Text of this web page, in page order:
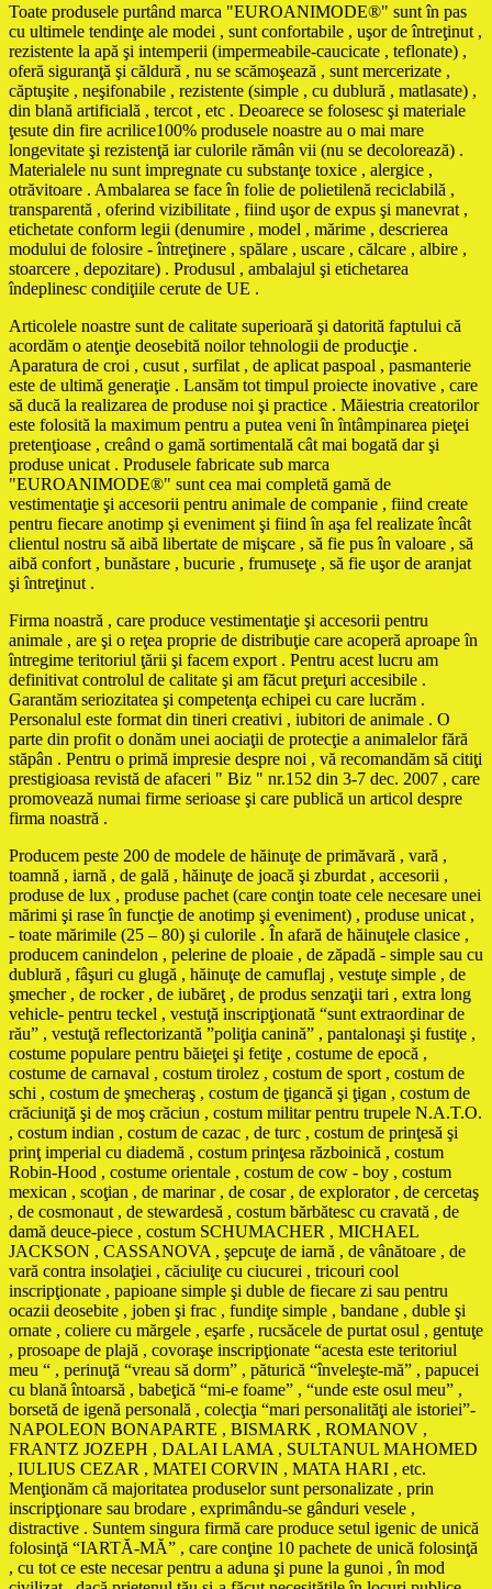
Toate produsele purtând marca "EUROANIMODE®" sunt în pas
cu ultimele tendinţe ale modei , sunt confortabile , uşor de întreţinut ,
rezistente la apă şi intemperii (impermeabile-caucicate , teflonate) ,
oferă siguranţă şi căldură , nu se scămoşează , sunt mercerizate ,
căptuşite , neşifonabile , rezistente (simple , cu dublură , matlasate) ,
din blană artificială , tercot , etc . Deoarece se folosesc şi materiale
ţesute din fire acrilice100% produsele noastre au o mai mare
longevitate şi rezistenţă iar culorile rămân vii (nu se decolorează) .
Materialele nu sunt impregnate cu substanţe toxice , alergice ,
otrăvitoare . Ambalarea se face în folie de polietilenă reciclabilă ,
transparentă , oferind vizibilitate , fiind uşor de expus şi manevrat ,
etichetate conform legii (denumire , model , mărime , descrierea
modului de folosire - întreţinere , spălare , uscare , călcare , albire ,
stoarcere , depozitare) . Produsul , ambalajul şi etichetarea
îndeplinesc condiţiile cerute de UE .
Articolele noastre sunt de calitate superioară şi datorită faptului că
acordăm o atenţie deosebită noilor tehnologii de producţie .
Aparatura de croi , cusut , surfilat , de aplicat paspoal , pasmanterie
este de ultimă generaţie . Lansăm tot timpul proiecte inovative , care
să ducă la realizarea de produse noi şi practice . Măiestria creatorilor
este folosită la maximum pentru a putea veni în întâmpinarea pieţei
pretenţioase , creând o gamă sortimentală cât mai bogată dar şi
produse unicat . Produsele fabricate sub marca
"EUROANIMODE®" sunt cea mai completă gamă de
vestimentaţie şi accesorii pentru animale de companie , fiind create
pentru fiecare anotimp şi eveniment şi fiind în aşa fel realizate încât
clientul nostru să aibă libertate de mişcare , să fie pus în valoare , să
aibă confort , bunăstare , bucurie , frumuseţe , să fie uşor de aranjat
şi întreţinut .
Firma noastră , care produce vestimentaţie şi accesorii pentru
animale , are şi o reţea proprie de distribuţie care acoperă aproape în
întregime teritoriul ţării şi facem export . Pentru acest lucru am
definitivat controlul de calitate şi am făcut preţuri accesibile .
Garantăm seriozitatea şi competenţa echipei cu care lucrăm .
Personalul este format din tineri creativi , iubitori de animale . O
parte din profit o donăm unei aociaţii de protecţie a animalelor fără
stăpân . Pentru o primă impresie despre noi , vă recomandăm să citiţi
prestigioasa revistă de afaceri " Biz " nr.152 din 3-7 dec. 2007 , care
promovează numai firme serioase şi care publică un articol despre
firma noastră .
Producem peste 200 de modele de hăinuţe de primăvară , vară ,
toamnă , iarnă , de gală , hăinuţe de joacă şi zburdat , accesorii ,
produse de lux , produse pachet (care conţin toate cele necesare unei
mărimi şi rase în funcţie de anotimp şi eveniment) , produse unicat ,
- toate mărimile (25 – 80) şi culorile . În afară de hăinuţele clasice ,
producem canindelon , pelerine de ploaie , de zăpadă - simple sau cu
dublură , fâşuri cu glugă , hăinuţe de camuflaj , vestuţe simple , de
şmecher , de rocker , de iubăreţ , de produs senzaţii tari , extra long
vehicle- pentru teckel , vestuţă inscripţionată “sunt extraordinar de
rău” , vestuţă reflectorizantă ”poliţia canină” , pantalonaşi şi fustiţe ,
costume populare pentru băieţei şi fetiţe , costume de epocă ,
costume de carnaval , costum tirolez , costum de sport , costum de
schi , costum de şmecheraş , costum de ţigancă şi ţigan , costum de
crăciuniţă şi de moş crăciun , costum militar pentru trupele N.A.T.O.
, costum indian , costum de cazac , de turc , costum de prinţesă şi
prinţ imperial cu diademă , costum prinţesa războinică , costum
Robin-Hood , costume orientale , costum de cow - boy , costum
mexican , scoţian , de marinar , de cosar , de explorator , de cercetaş
, de cosmonaut , de stewardesă , costum bărbătesc cu cravată , de
damă deuce-piece , costum SCHUMACHER , MICHAEL
JACKSON , CASSANOVA , şepcuţe de iarnă , de vânătoare , de
vară contra insolaţiei , căciuliţe cu ciucurei , tricouri cool
inscripţionate , papioane simple şi duble de fiecare zi sau pentru
ocazii deosebite , joben şi frac , fundiţe simple , bandane , duble şi
ornate , coliere cu mărgele , eşarfe , rucsăcele de purtat osul , gentuţe
, prosoape de plajă , covoraşe inscripţionate “acesta este teritoriul
meu “ , perinuţă “vreau să dorm” , păturică “înveleşte-mă” , papucei
cu blană întoarsă , babeţică “mi-e foame” , “unde este osul meu” ,
borsetă de igenă personală , colecţia “mari personalităţi ale istoriei”-
NAPOLEON BONAPARTE , BISMARK , ROMANOV ,
FRANTZ JOZEPH , DALAI LAMA , SULTANUL MAHOMED
, IULIUS CEZAR , MATEI CORVIN , MATA HARI , etc.
Menţionăm că majoritatea produselor sunt personalizate , prin
inscripţionare sau brodare , exprimându-se gânduri vesele ,
distractive . Suntem singura firmă care produce setul igenic de unică
folosinţă “IARTĂ-MĂ” , care conţine 10 pachete de unică folosinţă
, cu tot ce este necesar pentru a aduna şi pune la gunoi , în mod